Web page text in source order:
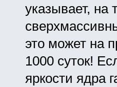
указывает,
это может на
1000 суток!
яркости ядра